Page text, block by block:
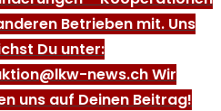
Betrieben mit. Uns
Du unter:
news.ch Wir
uns auf Deinen Beitrag!